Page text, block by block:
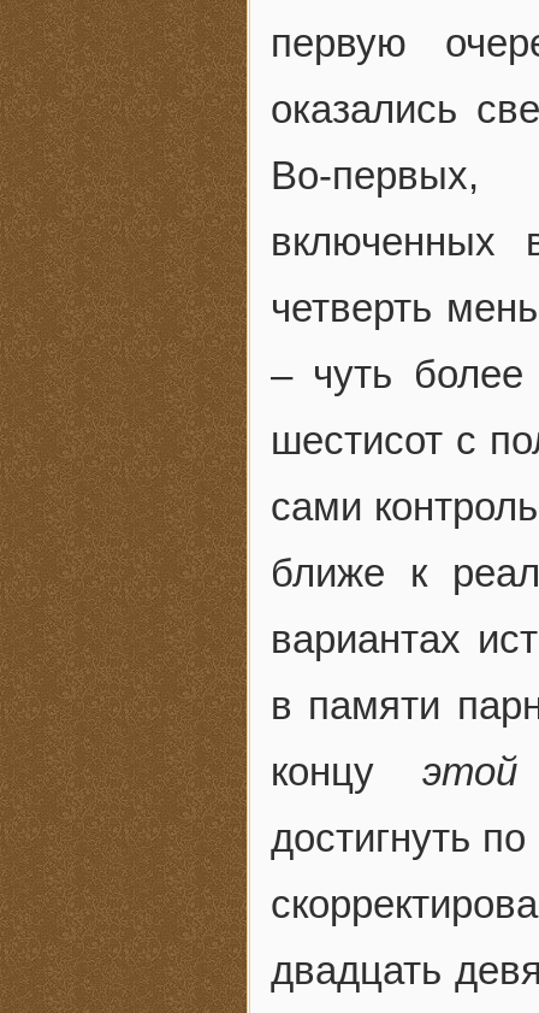
первую
оказались
Во-
включенных
четверть
– чуть
шестисот с
сами
ближе к
вариантах
в памяти
концу этой
достигнуть
двадцать